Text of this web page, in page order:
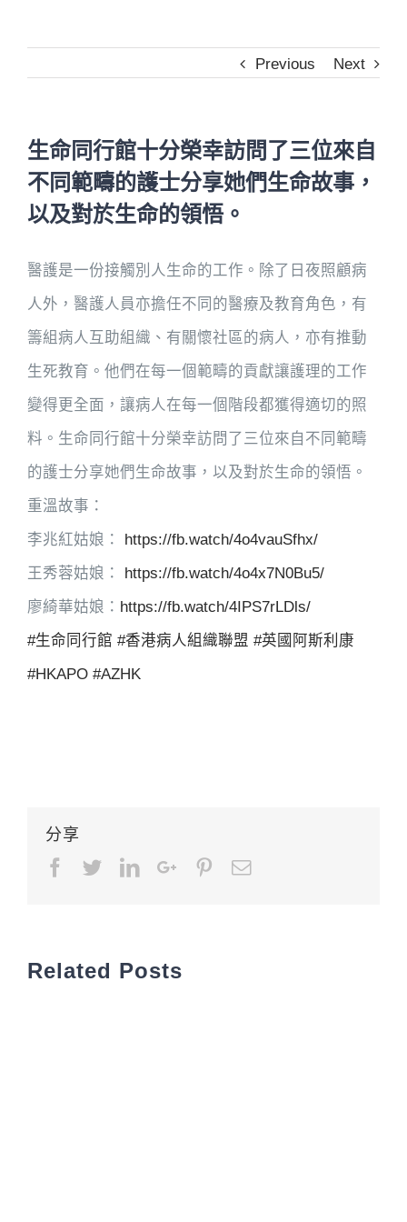
Previous Next
生命同行館十分榮幸訪問了三位來自
不同範疇的護士分享她們生命故事，
以及對於生命的領悟。
醫護是一份接觸別人生命的工作。除了日夜照顧病
人外，醫護人員亦擔任不同的醫療及教育角色，有
籌組病人互助組織、有關懷社區的病人，亦有推動
生死教育。他們在每一個範疇的貢獻讓護理的工作
變得更全面，讓病人在每一個階段都獲得適切的照
料。生命同行館十分榮幸訪問了三位來自不同範疇
的護士分享她們生命故事，以及對於生命的領悟。
重溫故事：
李兆紅姑娘： https://fb.watch/4o4vauSfhx/
王秀蓉姑娘： https://fb.watch/4o4x7N0Bu5/
廖綺華姑娘： https://fb.watch/4IPS7rLDls/
#生命同行館 #香港病人組織聯盟 #英國阿斯利康
#HKAPO #AZHK
分享
Facebook
TwitterLinkedInGoogle+Pinterest
Email
Related Posts